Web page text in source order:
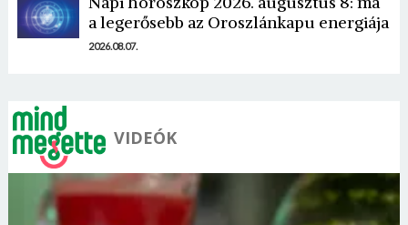
a legerősebb az Oroszlánkapu energiája
2026.08.07.
VIDEÓK